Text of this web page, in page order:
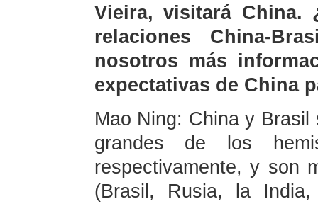
Vieira, visitará China.
relaciones China-
nosotros más
expectativas de China
Mao Ning: China y
grandes de los
respectivamente, y son
(Brasil, Rusia, la